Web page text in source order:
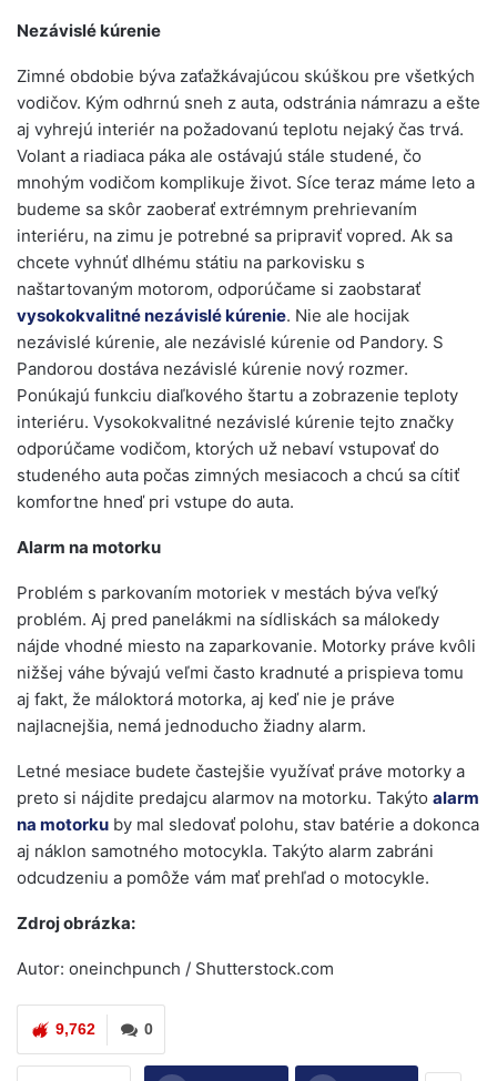
Nezávislé kúrenie
Zimné obdobie býva zaťažkávajúcou skúškou pre všetkých
vodičov. Kým odhrnú sneh z auta, odstránia námrazu a ešte
aj vyhrejú interiér na požadovanú teplotu nejaký čas trvá.
Volant a riadiaca páka ale ostávajú stále studené, čo
mnohým vodičom komplikuje život. Síce teraz máme leto a
budeme sa skôr zaoberať extrémnym prehrievaním
interiéru, na zimu je potrebné sa pripraviť vopred. Ak sa
chcete vyhnúť dlhému státiu na parkovisku s
naštartovaným motorom, odporúčame si zaobstarať
vysokokvalitné nezávislé kúrenie. Nie ale hocijak
nezávislé kúrenie, ale nezávislé kúrenie od Pandory. S
Pandorou dostáva nezávislé kúrenie nový rozmer.
Ponúkajú funkciu diaľkového štartu a zobrazenie teploty
interiéru. Vysokokvalitné nezávislé kúrenie tejto značky
odporúčame vodičom, ktorých už nebaví vstupovať do
studeného auta počas zimných mesiacoch a chcú sa cítiť
komfortne hneď pri vstupe do auta.
Alarm na motorku
Problém s parkovaním motoriek v mestách býva veľký
problém. Aj pred panelákmi na sídliskách sa málokedy
nájde vhodné miesto na zaparkovanie. Motorky práve kvôli
nižšej váhe bývajú veľmi často kradnuté a prispieva tomu
aj fakt, že máloktorá motorka, aj keď nie je práve
najlacnejšia, nemá jednoducho žiadny alarm.
Letné mesiace budete častejšie využívať práve motorky a
preto si nájdite predajcu alarmov na motorku. Takýto alarm
na motorku by mal sledovať polohu, stav batérie a dokonca
aj náklon samotného motocykla. Takýto alarm zabráni
odcudzeniu a pomôže vám mať prehľad o motocykle.
Zdroj obrázka:
Autor: oneinchpunch / Shutterstock.com
0
9,762